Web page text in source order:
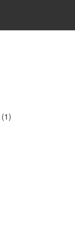
(1)